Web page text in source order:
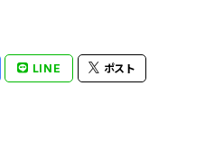
LINE ポスト